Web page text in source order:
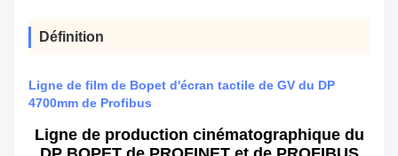
Définition
Ligne de film de Bopet d'écran tactile de GV du DP
4700mm de Profibus
Ligne de production cinématographique du